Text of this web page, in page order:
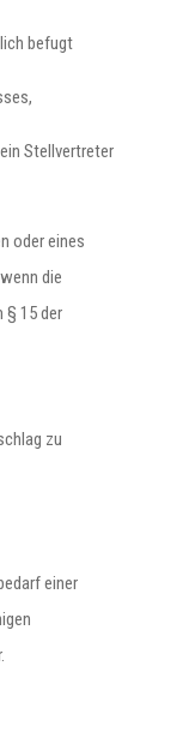
befugt
Stellvertreter
oder eines
die
§ 15 der
zu
einer